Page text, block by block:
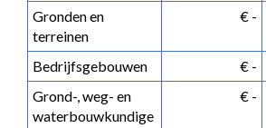
Gronden en
terreinen
€ -
Bedrijfsgebouwen € -
Grond-, weg- en
waterbouwkundige
€ -